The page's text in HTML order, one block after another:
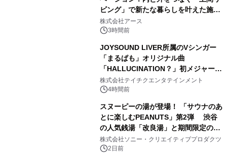
ビング」で新たな暮らしを叶えた施工
事例を株式会社アースが公開
株式会社アース
3時間前
JOYSOUND LIVER所属のVシンガー
「まるぱも」オリジナル曲
「HALLUCINATION？」初メジャー配
信リリース決定！
株式会社テイチクエンタテインメント
4時間前
スヌーピーの湯が登場！ 「サウナのあ
とに楽しむPEANUTS」第2弾 渋谷
の人気銭湯「改良湯」と期間限定のコ
ラボレーション サウナイキタイコラ
ボグッズも発売決定！
株式会社ソニー・クリエイティブプロダクツ
2日前